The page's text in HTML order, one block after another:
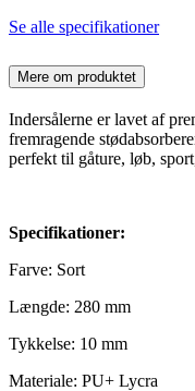
Se alle specifikationer
Mere om produktet
Indersålerne er lavet af
fremragende
perfekt til gåture, løb,
Specifikationer:
Farve: Sort
Længde: 280 mm
Tykkelse: 10 mm
Materiale: PU+ Lycra